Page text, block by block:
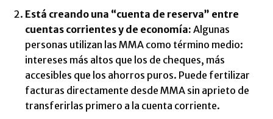
Está creando una “cuenta de reserva” entre
cuentas corrientes y de economía: Algunas
personas utilizan las MMA como término medio:
intereses más altos que los de cheques, más
accesibles que los ahorros puros. Puede fertilizar
facturas directamente desde MMA sin aprieto de
transferirlas primero a la cuenta corriente.